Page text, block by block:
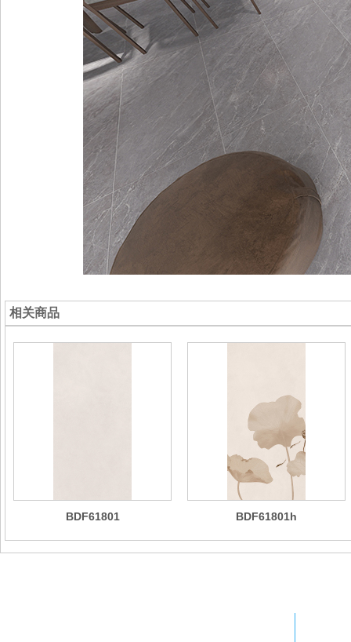
相关商品
BDF61801 BDF61801h